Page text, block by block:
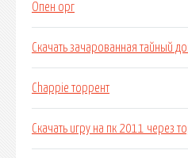
Опен орг
Скачать зачарованная тайный
Chappie торрент
Скачать игру на пк 2011 через